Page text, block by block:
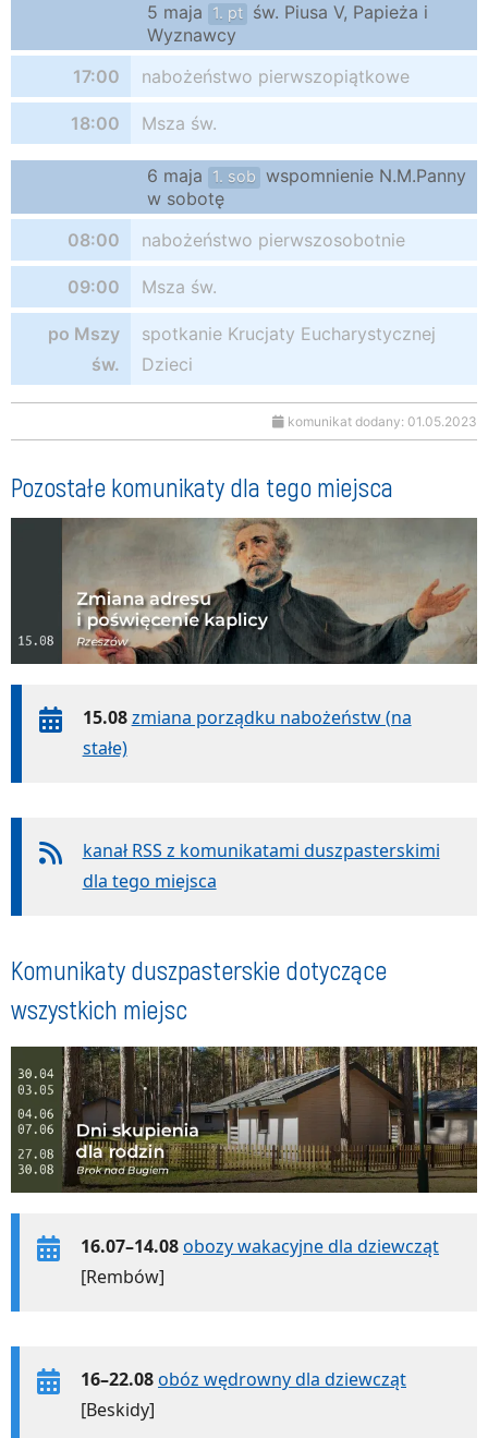
5 maja 1. pt św. Piusa V, Papieża i
Wyznawcy
17:00
nabożeństwo pierwszopiątkowe
18:00 Msza św.
6 maja 1. sob wspomnienie N.M.Panny
w sobotę
08:00
nabożeństwo pierwszosobotnie
09:00 Msza św.
po Mszy
św.
spotkanie Krucjaty Eucharystycznej
Dzieci
komunikat dodany: 01.05.2023
Pozostałe komunikaty dla tego miejsca
15.08 zmiana porządku nabożeństw (na
stałe)
kanał RSS z komunikatami duszpasterskimi
dla tego miejsca
Komunikaty duszpasterskie dotyczące
wszystkich miejsc
16.07–14.08obozy wakacyjne dla dziewcząt
[Rembów]
16–22.08obóz wędrowny dla dziewcząt
[Beskidy]